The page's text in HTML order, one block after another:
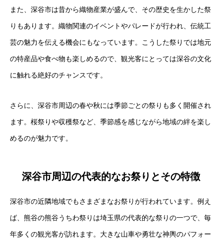
また、深谷市は昔から織物産業が盛んで、その歴史を生かした祭
りもあります。織物関連のイベントやパレードが行われ、伝統工
芸の魅力を伝える機会にもなっています。こうした祭りでは地元
の特産品や食べ物も楽しめるので、観光客にとっては深谷の文化
に触れる絶好のチャンスです。
さらに、深谷市周辺の春や秋には季節ごとの祭りも多く開催され
ます。桜祭りや収穫祭など、季節感を感じながら地域の絆を楽し
めるのが魅力です。
深谷市周辺の代表的なお祭りとその特徴
深谷市の近隣地域でもさまざまなお祭りが行われています。例え
ば、熊谷の熊谷うちわ祭りは埼玉県の代表的な祭りの一つで、毎
年多くの観光客が訪れます。大きな山車や勇壮な神輿のパフォー